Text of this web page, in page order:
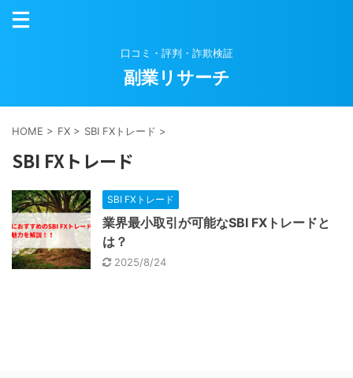
口コミ・評判・詐欺検証
副業リサーチ
HOME > FX > SBI FXトレード >
SBI FXトレード
SBI FXトレード
業界最小取引が可能なSBI FXトレードと
は？
2025/8/24